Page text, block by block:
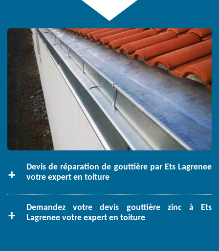
Devis de réparation de gouttière par Ets Lagrenee
votre expert en toiture
Demandez votre devis gouttière zinc à Ets
Lagrenee votre expert en toiture